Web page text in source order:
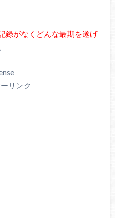
録がなくどんな最期を遂げ
リンク